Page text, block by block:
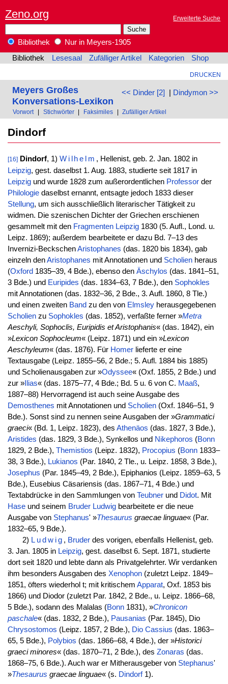
Zeno.org Erweiterte Suche
Bibliothek
Nur in Meyers-1905
Bibliothek
Lesesaal Zufälliger Artikel Kategorien Shop
DRUCKEN
<< Dinder [2] | Dindymon >>
Meyers Großes
Konversations-Lexikon
Vorwort Stichwörter Faksimiles Zufälliger Artikel
Dindorf
[16] Dindorf, 1) Wilhelm , Hellenist, geb. 2. Jan. 1802 in
Leipzig, gest. daselbst 1. Aug. 1883, studierte seit 1817 in
Leipzigund wurde 1828 zum außerordentlichen Professorder
Philologiedaselbst ernannt, entsagte jedoch 1833 dieser
Stellung, um sich ausschließlich literarischer Tätigkeit zu
widmen. Die szenischen Dichter der Griechen erschienen
gesammelt mit den Fragmenten Leipzig1830 (5. Aufl., Lond. u.
Leipz. 1869); außerdem bearbeitete er dazu Bd. 7–13 des
Invernizi-BeckschenAristophanes (das. 1820 bis 1834), gab
einzeln denAristophanes mit Annotationen und Scholienheraus
(Oxford 1835–39, 4 Bde.), ebenso den Äschylos (das. 1841–51,
3 Bde.) und Euripides (das. 1834–63, 7 Bde.), den Sophokles
mit Annotationen (das. 1832–36, 2 Bde., 3. Aufl. 1860, 8 Tle.)
und einen zweiten Band zu den von Elmsleyherausgegebenen
Scholienzu Sophokles (das. 1852), verfaßte ferner »Metra
Aeschyli, Sophoclis, Euripidis et Aristophanis« (das. 1842), ein
»Lexicon Sophocleum« (Leipz. 1871) und ein »Lexicon
Aeschyleum« (das. 1876). Für Homerlieferte er eine
Textausgabe (Leipz. 1855–56, 2 Bde.; 5. Aufl. 1884 bis 1885)
und Scholienausgaben zur »Odyssee« (Oxf. 1855, 2 Bde.) und
zur »Ilias« (das. 1875–77, 4 Bde.; Bd. 5 u. 6 von C. Maaß,
1887–88) Hervorragend ist auch seine Ausgabe des
Demosthenes mit Annotationen und Scholien(Oxf. 1846–51, 9
Bde.). Sonst sind zu nennen seine Ausgaben der »Grammatici
graeci« (Bd. 1, Leipz. 1823), des Athenäos (das. 1827, 3 Bde.),
Aristides (das. 1829, 3 Bde.), Synkellos und Nikephoros (Bonn
1829, 2 Bde.), Themistios (Leipz. 1832), Procopius (Bonn1833–
38, 3 Bde.), Lukianos (Par. 1840, 2 Tle., u. Leipz. 1858, 3 Bde.),
Josephus (Par. 1845–49, 2 Bde.), Epiphanios (Leipz. 1859–63, 5
Bde.), Eusebius Cäsariensis (das. 1867–71, 4 Bde.) und
Textabdrücke in den Sammlungen von Teubnerund Didot. Mit
Haseund seinem Bruder Ludwigbearbeitete er die neue
Ausgabe von Stephanus' »Thesaurus graecae linguae« (Par.
1832–65, 9 Bde.).
2) Ludwig , Bruderdes vorigen, ebenfalls Hellenist, geb.
3. Jan. 1805 in Leipzig, gest. daselbst 6. Sept. 1871, studierte
dort seit 1820 und lebte dann als Privatgelehrter. Wir verdanken
ihm besonders Ausgaben des Xenophon(zuletzt Leipz. 1849–
1851, öfters wiederhol t; mit kritischem Apparat, Oxf. 1853 bis
1866) und Diodor (zuletzt Par. 1842, 2 Bde., u. Leipz. 1866–68,
5 Bde.), sodann des Malalas (Bonn1831), »Chronicon
paschale« (das. 1832, 2 Bde.), Pausanias (Par. 1845), Dio
Chrysostomos (Leipz. 1857, 2 Bde.), Dio Cassius (das. 1863–
65, 5 Bde.), Polybios (das. 1866–68, 4 Bde.), der »Historici
graeci minores« (das. 1870–71, 2 Bde.), des Zonaras (das.
1868–75, 6 Bde.). Auch war er Mitherausgeber von Stephanus'
»Thesaurus graecae linguae« (s. Dindorf1).